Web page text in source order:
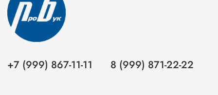
+7 (999) 867-11-11 8 (999) 871-22-22